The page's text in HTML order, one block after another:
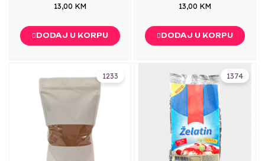
13,00 KM
DODAJ U KORPU
13,00 KM
DODAJ U KORPU
1233 1374